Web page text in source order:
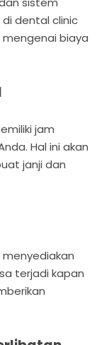
dental clinic
biaya
jam
Hal ini akan
janji dan
terjadi kapan